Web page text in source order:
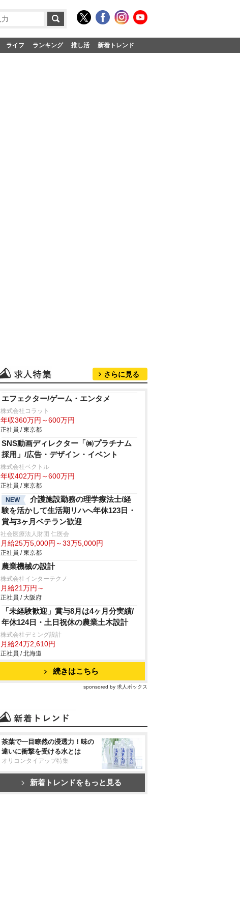
ライフ ランキング 推し活 新着トレンド
さらに見る
エフェクター/ゲーム・エンタメ
株式会社コラット
年収360万円～600万円
正社員 / 東京都
SNS動画ディレクター「㈱プラチナム
採用」/広告・デザイン・イベント
株式会社ベクトル
年収402万円～600万円
正社員 / 東京都
NEW
介護施設勤務の理学療法士/経
験を活かして生活期リハへ年休123日・
賞与3ヶ月ベテラン歓迎
社会医療法人財団 仁医会
月給25万5,000円～33万5,000円
正社員 / 東京都
農業機械の設計
株式会社インターテクノ
月給21万円～
正社員 / 大阪府
「未経験歓迎」賞与8月は4ヶ月分実績/
年休124日・土日祝休の農業土木設計
株式会社デミング設計
月給24万2,610円
正社員 / 北海道
続きはこちら
sponsored by 求人ボックス
茶葉で一目瞭然の浸透力！味の
違いに衝撃を受ける水とは
オリコンタイアップ特集
新着トレンドをもっと見る